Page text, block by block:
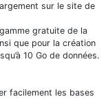
sur le site de
gratuite de la
que pour la création
10 Go de données.
facilement les bases